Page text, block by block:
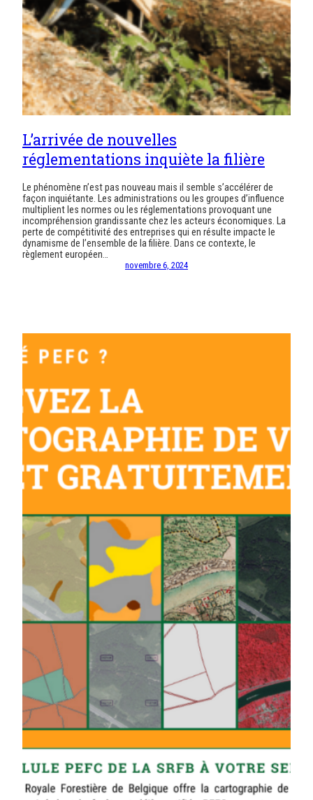
L’arrivée de nouvelles
réglementations inquiète la filière
Le phénomène n’est pas nouveau mais il semble s’accélérer de
façon inquiétante. Les administrations ou les groupes d’influence
multiplient les normes ou les réglementations provoquant une
incompréhension grandissante chez les acteurs économiques. La
perte de compétitivité des entreprises qui en résulte impacte le
dynamisme de l’ensemble de la filière. Dans ce contexte, le
règlement européen…
novembre 6, 2024